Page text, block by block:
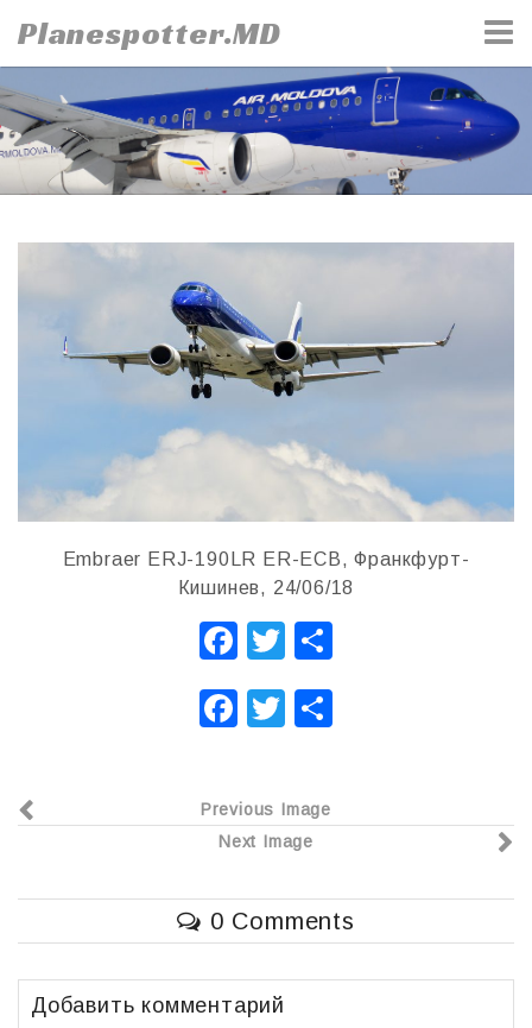
to
content
Planespotter.MD
Embraer ERJ-190LR ER-ECB, Франкфурт-
Кишинев, 24/06/18
F
a
c
o
k
T
wi
tt
в
т
ь
F
e
b
o
o
k
T
er р
в
и
т
Previous Image
Next Image
0 Comments
Добавить комментарий